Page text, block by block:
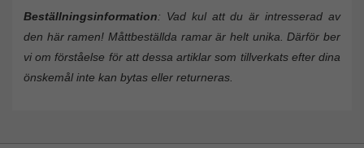
Beställningsinformation: Vad kul att du är intresserad av
den här ramen! Måttbeställda ramar är helt unika. Därför ber
vi om förståelse för att dessa artiklar som tillverkats efter dina
önskemål inte kan bytas eller returneras.